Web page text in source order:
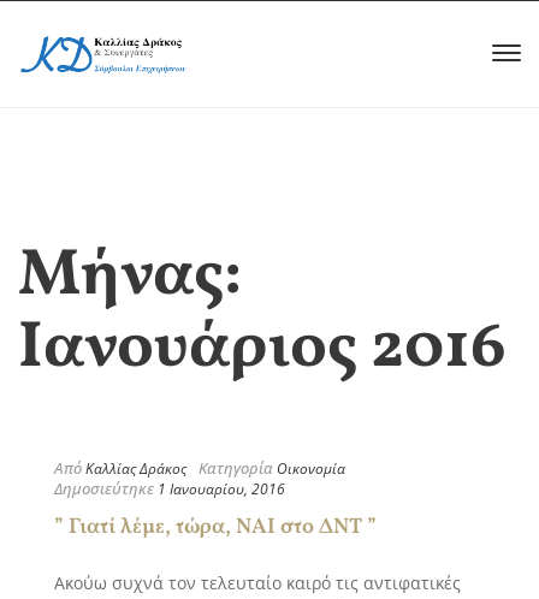
Μήνας:
Ιανουάριος 2016
ΑπόΚαλλίας Δράκος Κατηγορία Οικονομία
Δημοσιεύτηκε 1 Ιανουαρίου, 2016
” Γιατί λέμε, τώρα, ΝΑΙ στο ΔΝΤ ”
Ακούω συχνά τον τελευταίο καιρό τις αντιφατικές